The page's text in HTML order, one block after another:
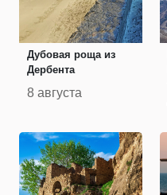
Дубовая роща из
Дербента
8 августа